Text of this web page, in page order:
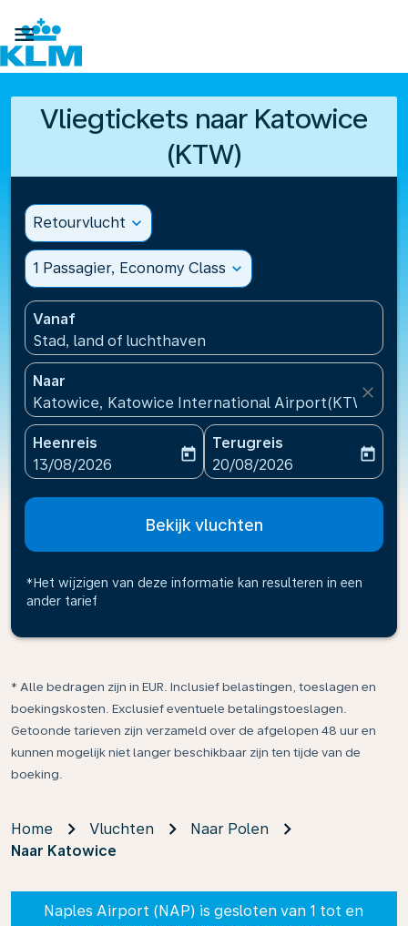

Vliegtickets naar Katowice
(KTW)
Retourvlucht expand_more
1 Passagier, Economy Class expand_more
Vanaf
Stad, land of luchthaven
Naar
Katowice, Katowice International Airport(KTW),
close
Heenreis
fc-booking-departure-date-aria-label
13/08/2026
today
Terugreis
fc-booking-return-date-
20/08/2026
today
Bekijk vluchten
*Het wijzigen van deze informatie kan resulteren in een
ander tarief
* Alle bedragen zijn in EUR. Inclusief belastingen, toeslagen en
boekingskosten. Exclusief eventuele betalingstoeslagen.
Getoonde tarieven zijn verzameld over de afgelopen 48 uur en
kunnen mogelijk niet langer beschikbaar zijn ten tijde van de
boeking.
Home Vluchten
Naar Polen
Naar Katowice
Naples Airport (NAP) is gesloten van 1 tot en